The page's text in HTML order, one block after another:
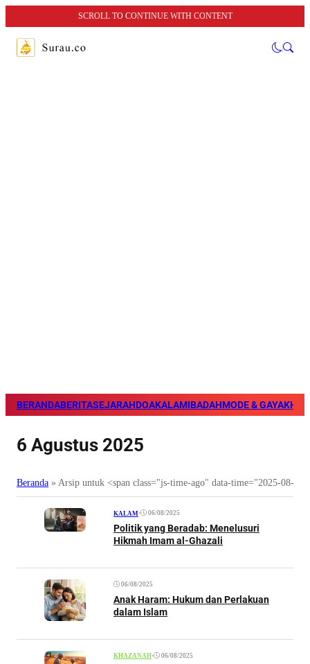
SCROLL TO CONTINUE WITH CONTENT
BERANDABERITASEJARAHDOAKALAMIBADAHMODE & GAYA
6 Agustus 2025
Beranda » Arsip untuk <span class="js-time-ago" data-time="2025-08-
KALAM • 06/08/2025
Politik yang Beradab: Menelusuri
Hikmah Imam al-Ghazali
06/08/2025
Anak Haram: Hukum dan Perlakuan
dalam Islam
KHAZANAH• 06/08/2025